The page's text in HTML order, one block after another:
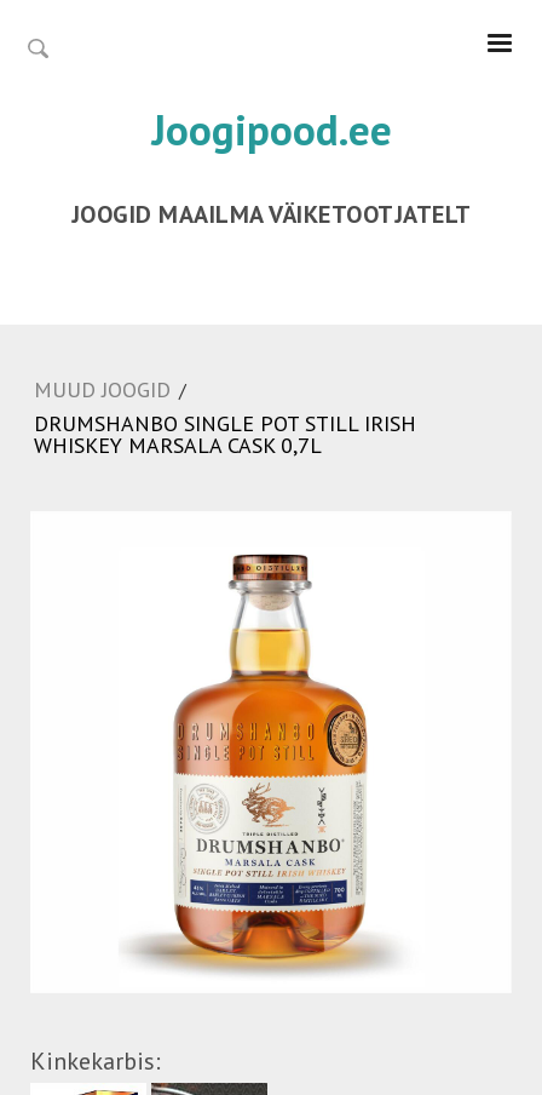
Joogipood.ee
JOOGID MAAILMA VÄIKETOOTJATELT
MUUD JOOGID /
DRUMSHANBO SINGLE POT STILL IRISH
WHISKEY MARSALA CASK 0,7L
Kinkekarbis: